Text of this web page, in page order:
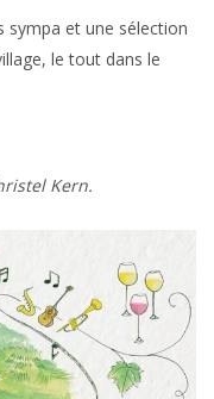
sympa et une sélection
le tout dans le
Kern.